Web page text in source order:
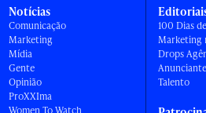
Notícias
Comunicação
Marketing
Mídia
Gente
Opinião
ProXXIma
Women To Watch
100 Dias
Marketing
Drops
Talento